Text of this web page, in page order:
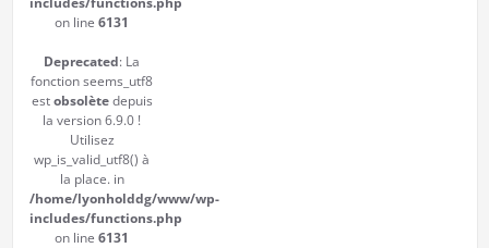
on line 6131
Deprecated: La
fonction seems_utf8
estobsolètedepuis
la version 6.9.0 !
Utilisez
wp_is_valid_utf8() à
la place. in
/home/lyonholddg/www/wp-
includes/functions.php
on line 6131